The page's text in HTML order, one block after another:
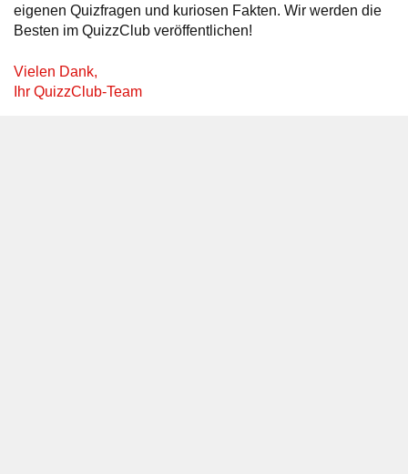
eigenen Quizfragen und kuriosen Fakten. Wir werden die
Besten im QuizzClub veröffentlichen!
Vielen Dank,
Ihr QuizzClub-Team